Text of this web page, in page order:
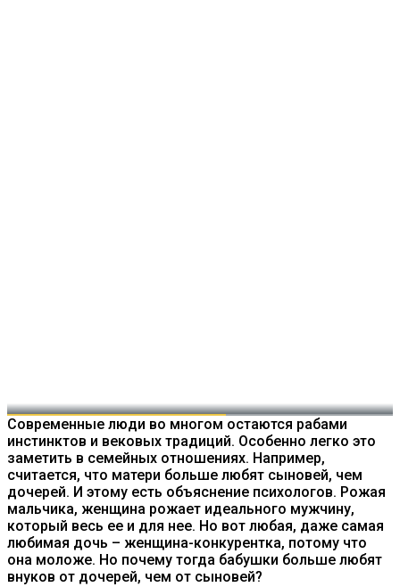
Современные люди во многом остаются рабами
инстинктов и вековых традиций. Особенно легко это
заметить в семейных отношениях. Например,
считается, что матери больше любят сыновей, чем
дочерей. И этому есть объяснение психологов. Рожая
мальчика, женщина рожает идеального мужчину,
который весь ее и для нее. Но вот любая, даже самая
любимая дочь – женщина-конкурентка, потому что
она моложе. Но почему тогда бабушки больше любят
внуков от дочерей, чем от сыновей?